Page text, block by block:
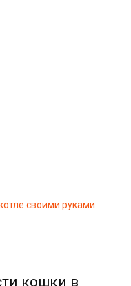
своими руками
кошки в